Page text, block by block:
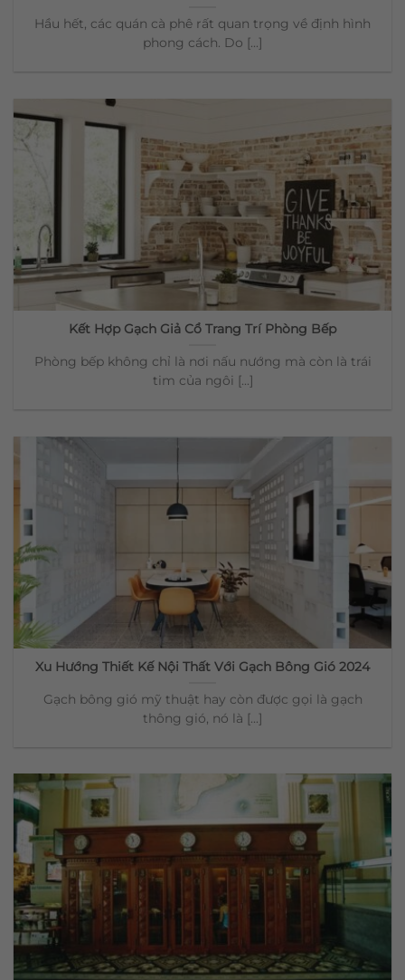
Hầu hết, các quán cà phê rất quan trọng về định hình
phong cách. Do [...]
Kết Hợp Gạch Giả Cổ Trang Trí Phòng Bếp
Phòng bếp không chỉ là nơi nấu nướng mà còn là trái
tim của ngôi [...]
Xu Hướng Thiết Kế Nội Thất Với Gạch Bông Gió 2024
Gạch bông gió mỹ thuật hay còn được gọi là gạch
thông gió, nó là [...]